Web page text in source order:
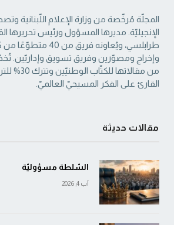
المجلّة مُرخّصة من وزارة الإعلام اللّبنانية
الإنجيليّة. مديرها المسؤول ‏ورئيس تحريرها
طرابلسي، ويُعاونه
من مقالاتها
القارئ على الفكر المسيحيّ العالميّ.‏
مقالات حديثة
السّلطة مسؤوليّة
آب 4, 2026